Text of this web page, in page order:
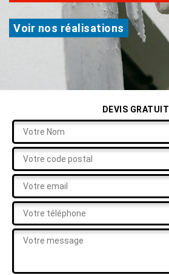
Voir nos réalisations
DEVIS GRATUIT